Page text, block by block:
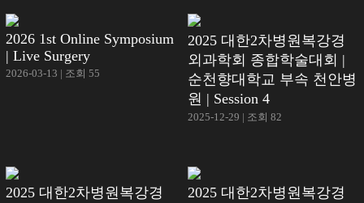
2026 1st Online Symposium
| Live Surgery
2026-03-13 | 조회 55
2025 대한2차병원복강경
외과학회 종합학술대회 |
순천향대학교 부속 천안병
원 | Session 4
2025-12-29 | 조회 82
2025 대한2차병원복강경
2025 대한2차병원복강경